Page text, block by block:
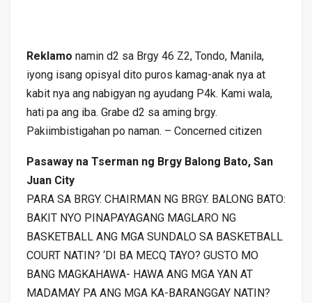
Reklamo namin d2 sa Brgy 46 Z2, Tondo, Manila,
iyong isang opisyal dito puros kamag-anak nya at
kabit nya ang nabigyan ng ayudang P4k. Kami wala,
hati pa ang iba. Grabe d2 sa aming brgy.
Pakiimbistigahan po naman. – Concerned citizen
Pasaway na Tserman ng Brgy Balong Bato, San
Juan City
PARA SA BRGY. CHAIRMAN NG BRGY. BALONG BATO:
BAKIT NYO PINAPAYAGANG MAGLARO NG
BASKETBALL ANG MGA SUNDALO SA BASKETBALL
COURT NATIN? ‘DI BA MECQ TAYO? GUSTO MO
BANG MAGKAHAWA- HAWA ANG MGA YAN AT
MADAMAY PA ANG MGA KA-BARANGGAY NATIN?